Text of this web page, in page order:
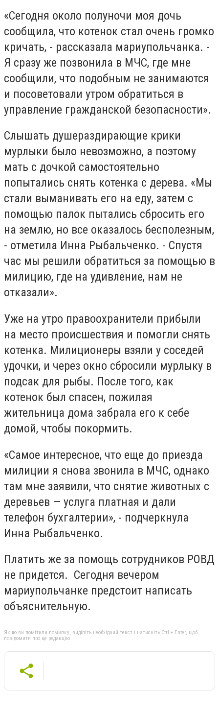
«Сегодня около полуночи моя дочь
сообщила, что котенок стал очень громко
кричать, - рассказала мариупольчанка. -
Я сразу же позвонила в МЧС, где мне
сообщили, что подобным не занимаются
и посоветовали утром обратиться в
управление гражданской безопасности».
Слышать душераздирающие крики
мурлыки было невозможно, а поэтому
мать с дочкой самостоятельно
попытались снять котенка с дерева. «Мы
стали выманивать его на еду, затем с
помощью палок пытались сбросить его
на землю, но все оказалось бесполезным,
- отметила Инна Рыбальченко. - Спустя
час мы решили обратиться за помощью в
милицию, где на удивление, нам не
отказали».
Уже на утро правоохранители прибыли
на место происшествия и помогли снять
котенка. Милиционеры взяли у соседей
удочки, и через окно сбросили мурлыку в
подсак для рыбы. После того, как
котенок был спасен, пожилая
жительница дома забрала его к себе
домой, чтобы покормить.
«Самое интересное, что еще до приезда
милиции я снова звонила в МЧС, однако
там мне заявили, что снятие животных с
деревьев — услуга платная и дали
телефон бухгалтерии», - подчеркнула
Инна Рыбальченко.
Платить же за помощь сотрудников РОВД
не придется. Сегодня вечером
мариупольчанке предстоит написать
объяснительную.
Якщо ви помітили помилку, виділіть необхідний текст і натисніть Ctrl + Enter, щоб
повідомити про це редакцію